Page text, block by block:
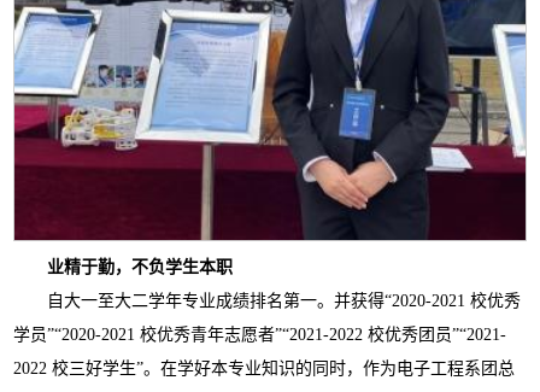
业精于勤，不负学生本职
自大一至大二学年专业成绩排名第一。并获得“2020-2021 校优秀
学员”“2020-2021 校优秀青年志愿者”“2021-2022 校优秀团员”“2021-
2022 校三好学生”。在学好本专业知识的同时，作为电子工程系团总